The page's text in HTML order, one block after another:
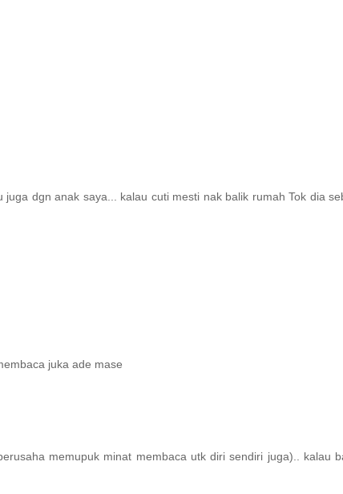
dgn anak saya... kalau cuti mesti nak balik rumah Tok dia
juka ade mase
memupuk minat membaca utk diri sendiri juga).. kalau